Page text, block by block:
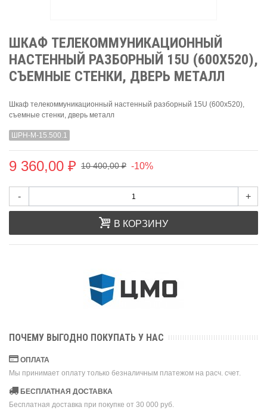
ШКАФ ТЕЛЕКОММУНИКАЦИОННЫЙ
НАСТЕННЫЙ РАЗБОРНЫЙ 15U (600Х520),
СЪЕМНЫЕ СТЕНКИ, ДВЕРЬ МЕТАЛЛ
Шкаф телекоммуникационный настенный разборный 15U (600х520),
съемные стенки, дверь металл
ШРН-М-15.500.1
9 360,00 ₽ 10 400,00 ₽ -10%
- +
В КОРЗИНУ
ПОЧЕМУ ВЫГОДНО ПОКУПАТЬ У НАС
ОПЛАТА
Мы принимает оплату только безналичным платежом на расч. счет.
БЕСПЛАТНАЯ ДОСТАВКА
Бесплатная доставка при покупке от 30 000 руб.